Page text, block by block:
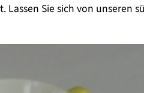
Sie sich von unseren